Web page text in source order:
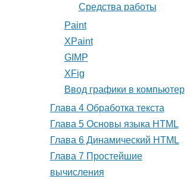
Средства работы
Paint
XPaint
GIMP
XFig
Ввод графики в компьютер
Глава 4 Обработка текста
Глава 5 Основы языка HTML
Глава 6 Динамический HTML
Глава 7 Простейшие
вычисления